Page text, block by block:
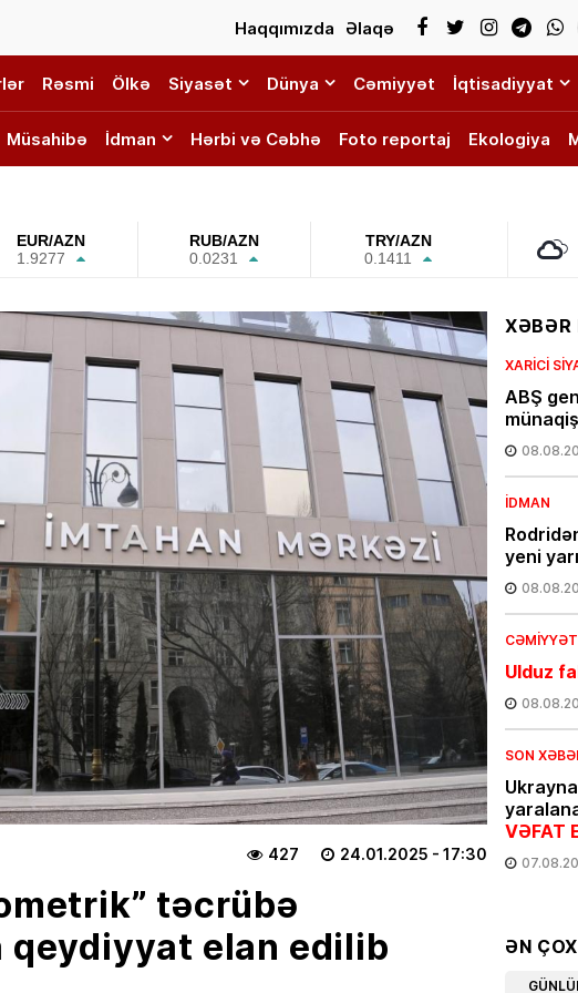
Haqqımızda Əlaqə
Rəsmi Ölkə Siyasət Dünya Cəmiyyət İqtisadiyyat
Müsahibə İdman Hərbi və Cəbhə Foto reportaj Ekologiya
EUR/AZN
1.9277
RUB/AZN
0.0231
TRY/AZN
0.1411
24.01.2025 - 17:30
427
təcrübə
qeydiyyat elan edilib
XƏBƏR
XARICI
ABŞ
İDMAN
yeni
CƏMIYYƏT
Ulduz
SON
VƏFAT
Yeni
işdən
ƏN